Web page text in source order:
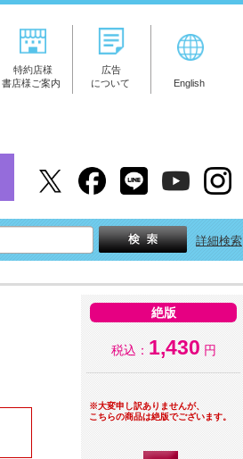
特約店様
書店様ご案内
広告
について
English
詳細検索
絶版
税込： 1,430 円
※大変申し訳ありませんが、
こちらの商品は絶版でございます。